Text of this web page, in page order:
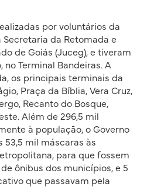
por voluntários da
Secretaria da Retomada e
de Goiás (Juceg), e tiveram
no Terminal Bandeiras. A
os principais terminais da
Praça da Bíblia, Vera Cruz,
Recanto do Bosque,
Além de 296,5 mil
à população, o Governo
53,5 mil máscaras às
para que fossem
ônibus dos municípios, e 5
que passavam pela